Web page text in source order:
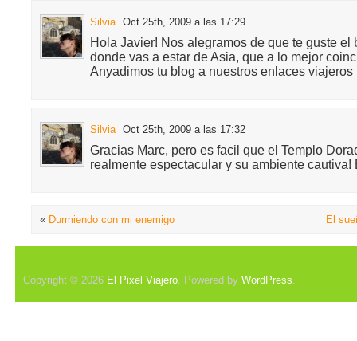
Silvia Oct 25th, 2009 a las 17:29
Hola Javier! Nos alegramos de que te guste el
donde vas a estar de Asia, que a lo mejor
Anyadimos tu blog a nuestros enlaces viajeros
Silvia Oct 25th, 2009 a las 17:32
Gracias Marc, pero es facil que el Templo
realmente espectacular y su ambiente cautiva!
« Durmiendo con mi enemigo El
Copyright © 2026 El Pixel Viajero. Powered by WordPress.